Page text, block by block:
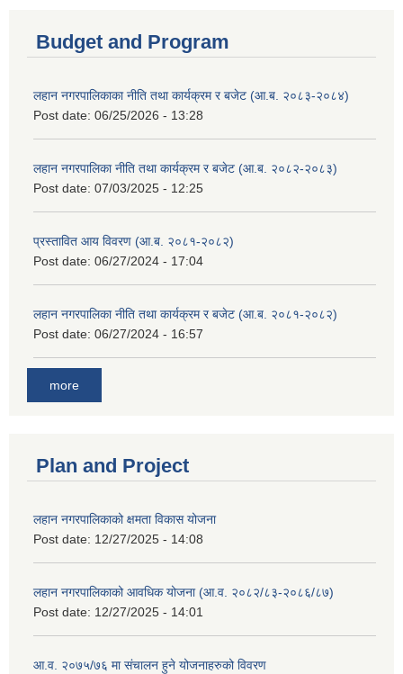
Budget and Program
लहान नगरपालिकाका नीति तथा कार्यक्रम र बजेट (आ.ब. २०८३-२०८४)
Post date: 06/25/2026 - 13:28
लहान नगरपालिका नीति तथा कार्यक्रम र बजेट (आ.ब. २०८२-२०८३)
Post date: 07/03/2025 - 12:25
प्रस्तावित आय विवरण (आ.ब. २०८१-२०८२)
Post date: 06/27/2024 - 17:04
लहान नगरपालिका नीति तथा कार्यक्रम र बजेट (आ.ब. २०८१-२०८२)
Post date: 06/27/2024 - 16:57
more
Plan and Project
लहान नगरपालिकाको क्षमता विकास योजना
Post date: 12/27/2025 - 14:08
लहान नगरपालिकाको आवधिक योजना (आ.व. २०८२/८३-२०८६/८७)
Post date: 12/27/2025 - 14:01
आ.व. २०७५/७६ मा संचालन हुने योजनाहरुको विवरण